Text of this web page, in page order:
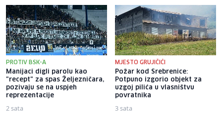
PROTIV BSK-A
Manijaci digli parolu kao
"recept" za spas Željezničara,
pozivaju se na uspjeh
reprezentacije
2 sata
MJESTO GRUJIČIĆI
Požar kod Srebrenice:
Potpuno izgorio objekt za
uzgoj pilića u vlasništvu
povratnika
3 sata